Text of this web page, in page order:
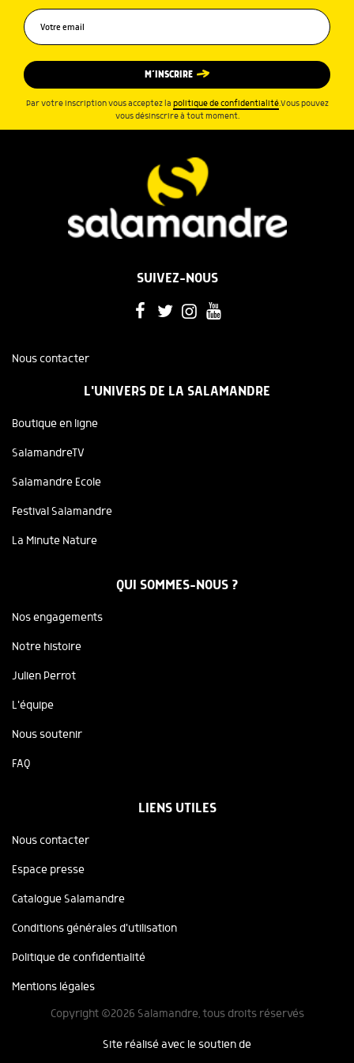
M’INSCRIRE
Par votre inscription vous acceptez la politique de confidentialité.Vous pouvez
vous désinscrire à tout moment.
SUIVEZ-NOUS
Nous contacter
L'UNIVERS DE LA SALAMANDRE
Boutique en ligne
SalamandreTV
Salamandre Ecole
Festival Salamandre
La Minute Nature
QUI SOMMES-NOUS ?
Nos engagements
Notre histoire
Julien Perrot
L'équipe
Nous soutenir
FAQ
LIENS UTILES
Nous contacter
Espace presse
Catalogue Salamandre
Conditions générales d'utilisation
Politique de confidentialité
Mentions légales
Copyright ©2026 Salamandre, tous droits réservés
Site réalisé avec le soutien de